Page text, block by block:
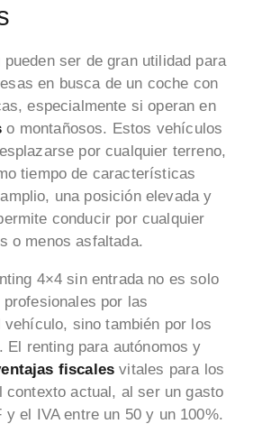
ser de gran utilidad para
en busca de un coche con
especialmente si operan en
o montañosos. Estos vehículos
por cualquier terreno,
tiempo de características
una posición elevada y
conducir por cualquier
o menos asfaltada.
4×4 sin entrada no es solo
por las
sino también por los
El renting para autónomos y
fiscales vitales para los
contexto actual, al ser un gasto
y el IVA entre un 50 y un 100%.